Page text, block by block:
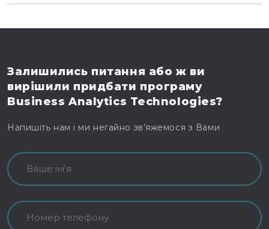
Залишились питання або ж ви
вирішили придбати програму
Business Analytics Technologies?
Напишіть нам і ми негайно зв’яжемося з Вами